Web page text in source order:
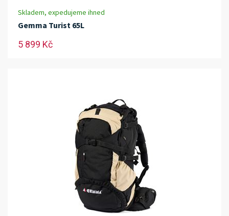
Skladem, expedujeme ihned
Gemma Turist 65L
5 899 Kč